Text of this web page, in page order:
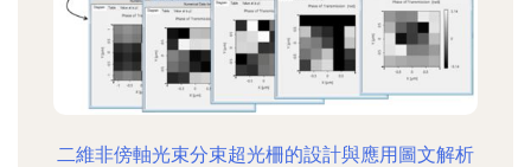
二維非傍軸光束分束超光柵的設計與應用圖文解析